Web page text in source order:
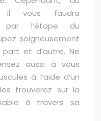
il vous faudra
par l’étape du
soigneusement
et d’autre. Ne
aussi à vous
à l’aide d’un
trouverez sur la
à travers sa